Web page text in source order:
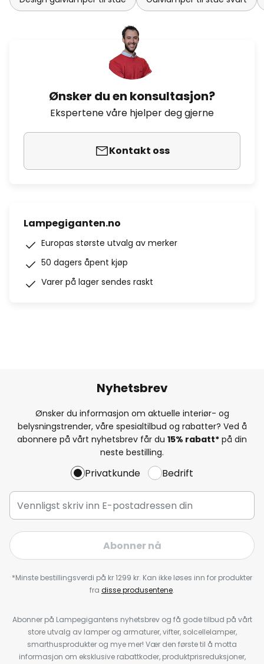
Ønsker du en konsultasjon?
Ekspertene våre hjelper deg gjerne
Kontakt oss
Lampegiganten.no
Europas største utvalg av merker
50 dagers åpent kjøp
Varer på lager sendes raskt
Nyhetsbrev
Ønsker du informasjon om aktuelle interiør- og
belysningstrender, våre spesialtilbud og rabatter? Ved å
abonnere på vårt nyhetsbrev får du 15% rabatt* på din
neste bestilling.
Privatkunde Bedrift
Abonner nå
*Minste bestillingsverdi på kr 1299 kr. Kan ikke løses inn for produkter
fra disse produsentene.
Abonner på Lampegigantens nyhetsbrev og få gode tilbud på vårt
store utvalg av lamper og armaturer, vifter, solcellelamper,
smarthusprodukter og mye mer! Vær den første til å motta
informasjon om eksklusive rabattkoder, produktprisreduksjoner,